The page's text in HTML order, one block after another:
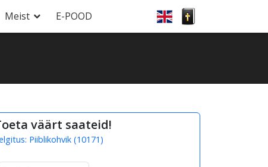
Meist E-POOD
väärt saateid!
Piiblikohvik (10171 )